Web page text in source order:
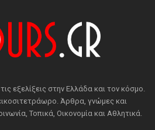
εξελίξεις στην Ελλάδα και τον κόσμο.
Άρθρα, γνώμες και
Τοπικά, Οικονομία και Αθλητικά.